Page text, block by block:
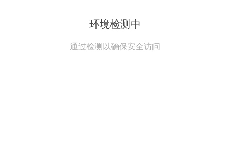
环境检测中
通过检测以确保安全访问